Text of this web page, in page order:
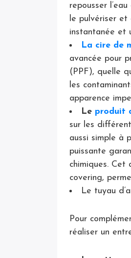
repousser
le pulvériser
instantanée et
La cire de
avancée pour
(PPF), quelle
les
apparence
Le produit
sur les
aussi simple à
puissante
chimiques. Cet
covering,
Le tuyau
Pour
réaliser un